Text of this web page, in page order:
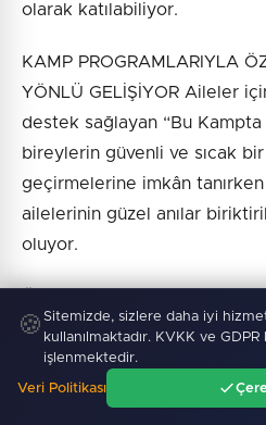
olarak katılabiliyor.
KAMP PROGRAMLARIYLA
YÖNLÜ GELİŞİYOR Aileler
destek sağlayan “Bu
bireylerin güvenli ve sıcak
geçirmelerine imkân
ailelerinin güzel anılar
oluyor.
desteklemek amacıyla
özgüvenlerini artırmalarına
geliştirmelerine de katkı
🍪 Sitemizde, sizlere daha iyi
kullanılmaktadır. KVKK ve
işlenmektedir.
Veri Politikası
Gündem